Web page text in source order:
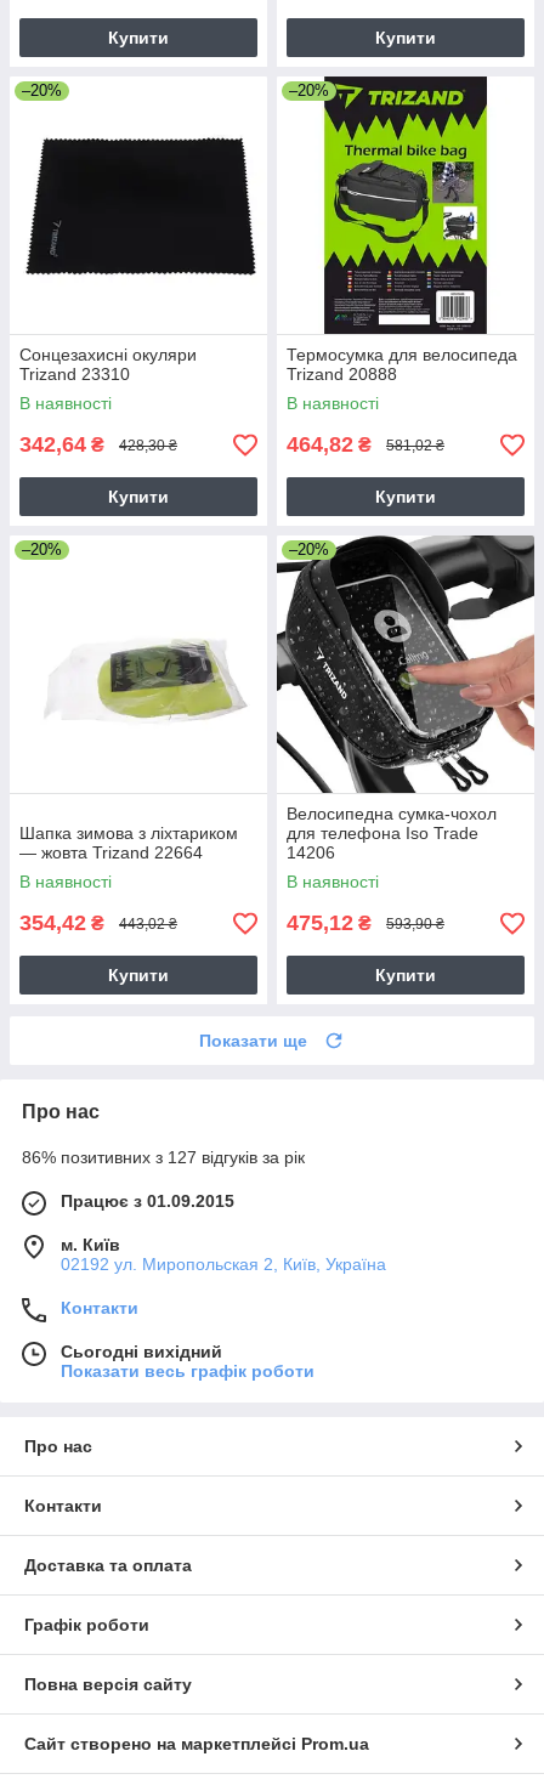
Купити Купити
–20%
Сонцезахисні окуляри
Trizand 23310
В наявності
342,64 ₴ 428,30 ₴
Купити
–20%
Термосумка для велосипеда
Trizand 20888
В наявності
464,82 ₴ 581,02 ₴
Купити
–20%
Шапка зимова з ліхтариком
— жовта Trizand 22664
В наявності
354,42 ₴ 443,02 ₴
Купити
–20%
Велосипедна сумка-чохол
для телефона Iso Trade
14206
В наявності
475,12 ₴ 593,90 ₴
Купити
Показати ще
Про нас
86% позитивних з 127 відгуків за рік
Працює з 01.09.2015
м. Київ
02192 ул. Миропольская 2, Київ, Україна
Контакти
Сьогодні вихідний
Показати весь графік роботи
Про нас
Контакти
Доставка та оплата
Графік роботи
Повна версія сайту
Сайт створено на маркетплейсі Prom.ua